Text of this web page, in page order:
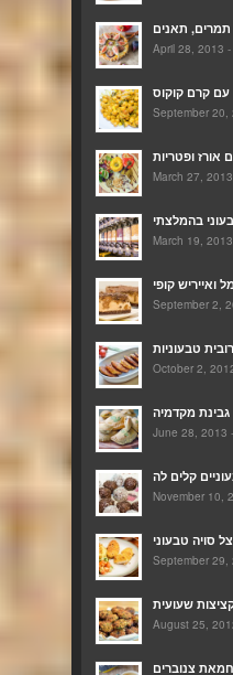
April 28, 2013
עם קרם קוקוס
September 20,
March 27,
בהמלצתי
March 19,
ואייריש קופי
September 2,
טבעוניות
October 2,
מקדמיה
June 28, 2013
November 10,
סויה טבעוני
September 29,
שעועית
August 25,
צנוברים